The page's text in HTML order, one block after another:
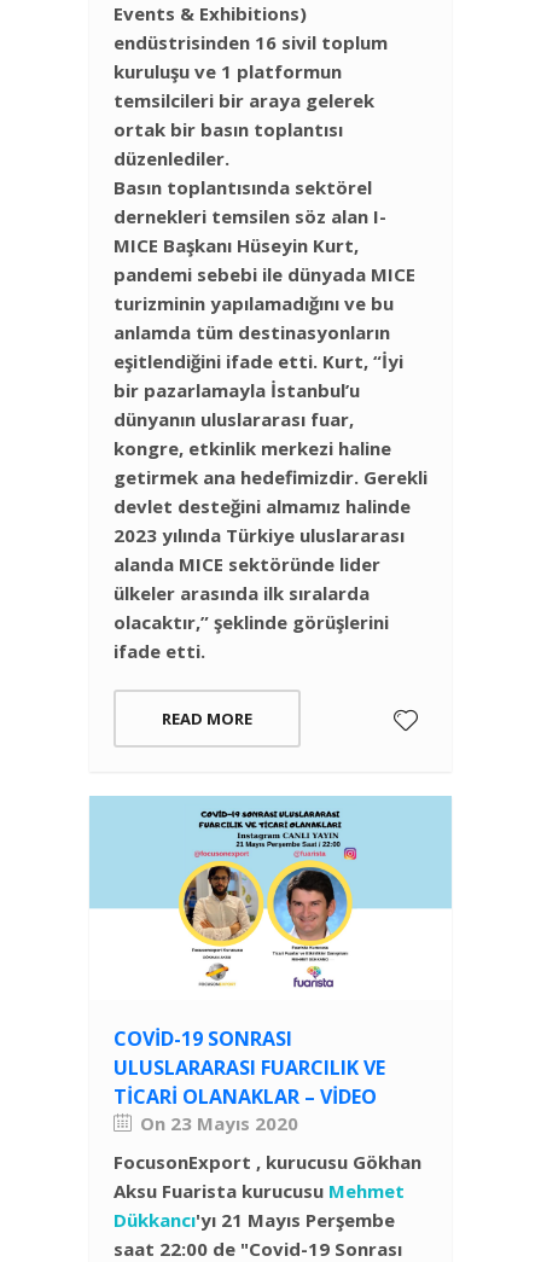
Events & Exhibitions)
endüstrisinden 16 sivil toplum
kuruluşu ve 1 platformun
temsilcileri bir araya gelerek
ortak bir basın toplantısı
düzenlediler.
Basın toplantısında sektörel
dernekleri temsilen söz alan I-
MICE Başkanı Hüseyin Kurt,
pandemi sebebi ile dünyada MICE
turizminin yapılamadığını ve bu
anlamda tüm destinasyonların
eşitlendiğini ifade etti. Kurt, “İyi
bir pazarlamayla İstanbul’u
dünyanın uluslararası fuar,
kongre, etkinlik merkezi haline
getirmek ana hedefimizdir. Gerekli
devlet desteğini almamız halinde
2023 yılında Türkiye uluslararası
alanda MICE sektöründe lider
ülkeler arasında ilk sıralarda
olacaktır,” şeklinde görüşlerini
ifade etti.
READ MORE
COVID-19 SONRASI
ULUSLARARASI FUARCILIK VE
TICARI OLANAKLAR – VIDEO
On 23 Mayıs 2020
FocusonExport , kurucusu Gökhan
Aksu Fuarista kurucusu Mehmet
Dükkancı'yı 21 Mayıs Perşembe
saat 22:00 de "Covid-19 Sonrası